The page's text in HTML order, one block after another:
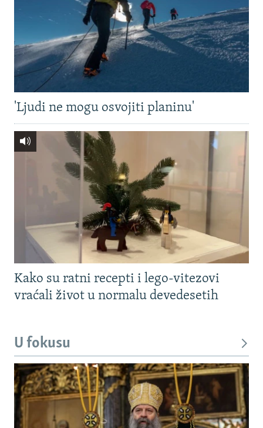
'Ljudi ne mogu osvojiti planinu'
Kako su ratni recepti i lego-vitezovi
vraćali život u normalu devedesetih
U fokusu